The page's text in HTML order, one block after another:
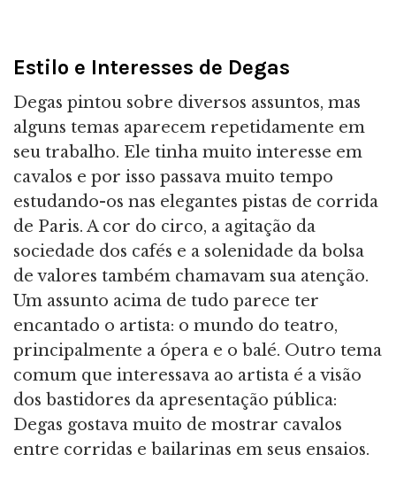
Estilo e Interesses de Degas
Degas pintou sobre diversos assuntos, mas
alguns temas aparecem repetidamente em
seu trabalho. Ele tinha muito interesse em
cavalos e por isso passava muito tempo
estudando-os nas elegantes pistas de corrida
de Paris. A cor do circo, a agitação da
sociedade dos cafés e a solenidade da bolsa
de valores também chamavam sua atenção.
Um assunto acima de tudo parece ter
encantado o artista: o mundo do teatro,
principalmente a ópera e o balé. Outro tema
comum que interessava ao artista é a visão
dos bastidores da apresentação pública:
Degas gostava muito de mostrar cavalos
entre corridas e bailarinas em seus ensaios.